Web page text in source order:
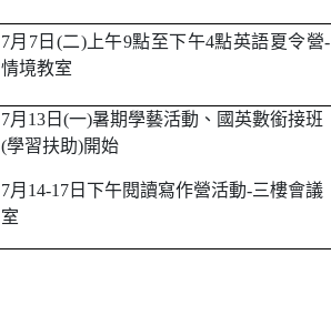
7月7日(二)上午9點至下午4點英語夏令營-
情境教室
7月13日(一)暑期學藝活動、國英數銜接班
(學習扶助)開始
7月14-17日下午閱讀寫作營活動-三樓會議
室